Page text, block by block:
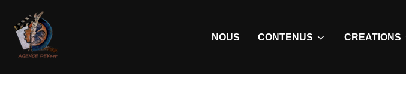
NOUS CONTENUS CREATIONS